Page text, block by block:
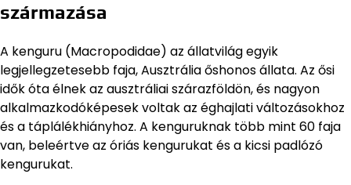
származása
A kenguru (Macropodidae) az állatvilág egyik
legjellegzetesebb faja, Ausztrália őshonos állata. Az ősi
idők óta élnek az ausztráliai szárazföldön, és nagyon
alkalmazkodóképesek voltak az éghajlati változásokhoz
és a táplálékhiányhoz. A kenguruknak több mint 60 faja
van, beleértve az óriás kengurukat és a kicsi padlózó
kengurukat.